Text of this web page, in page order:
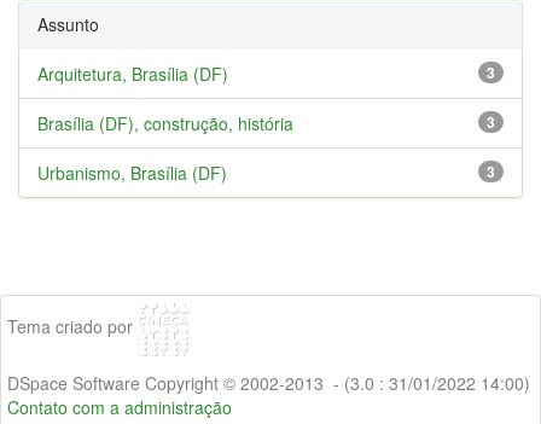
Assunto
3
Arquitetura, Brasília (DF)
3
Brasília (DF), construção, história
3
Urbanismo, Brasília (DF)
Tema criado por
DSpace Software Copyright © 2002-2013 - (3.0 : 31/01/2022 14:00)
Contato com a administração